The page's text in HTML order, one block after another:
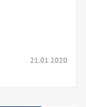
21.01.2020